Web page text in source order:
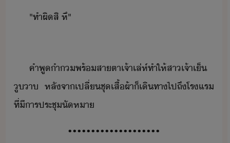
"​ทำผิ​สิ​ ​หึ​"
คำพู​ำ​พร้​สาตา​เจ้าเล่ห์​ทำให้​สา​เจ้า​เ็​
ูา​ ​หลัจา​เปลี่​ชุ​เสื้ผ้า​็​เิทา​ไป​ถึ​โรแร​
ที่​ี​ารประชุ​ัหา
•​•​•​•​•​•​•​•​•​•​•​•​•​•​•​•​•​•​•​•